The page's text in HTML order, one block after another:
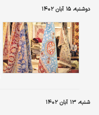
دوشنبه، ۱۵ آبان ۱۴۰۲
شنبه، ۱۳ آبان ۱۴۰۲